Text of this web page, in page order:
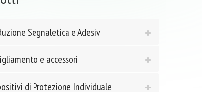
Segnaletica e Adesivi
e accessori
di Protezione Individuale